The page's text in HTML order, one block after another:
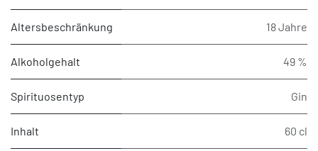
Altersbeschränkung 18 Jahre
Alkoholgehalt 49 %
Spirituosentyp Gin
Inhalt 60 cl